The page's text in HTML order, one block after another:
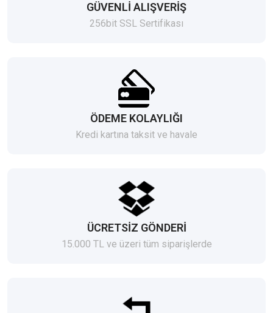
GÜVENLİ ALIŞVERİŞ
256bit SSL Sertifikası
ÖDEME KOLAYLIĞI
Kredi kartına taksit ve havale
ÜCRETSİZ GÖNDERİ
15.000 TL ve üzeri tüm siparişlerde